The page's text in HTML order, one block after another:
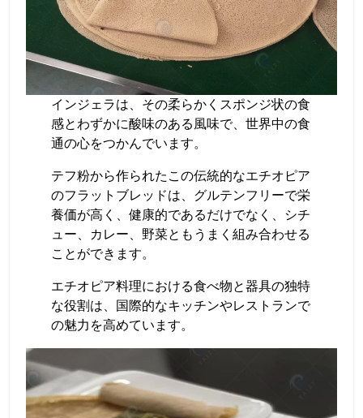
インジェラは、その柔らかくスポンジ状の食
感とわずかに酸味のある風味で、世界中の食
通の心をつかんでいます。
テフ粉から作られたこの伝統的なエチオピア
のフラットブレッドは、グルテンフリーで栄
養価が高く、健康的であるだけでなく、シチ
ュー、カレー、野菜ともうまく組み合わせる
ことができます。
エチオピア料理における食べ物と器具の独特
な役割は、国際的なキッチンやレストランで
の魅力を高めています。